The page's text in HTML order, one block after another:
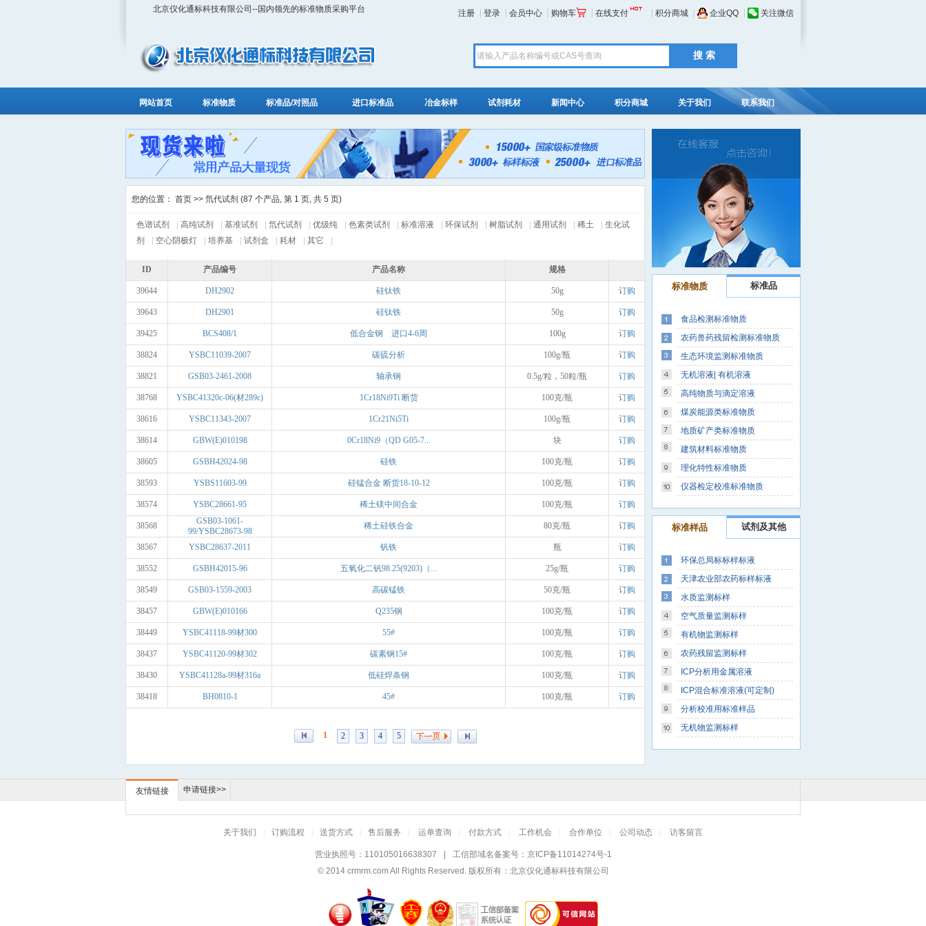
北京仪化通标科技有限公司--国内领先的标准物质采购平台 注册 登录 会员中心 购物车 在线支付 积分商城 企业QQ 关注微信
网站首页 标准物质 标准品/对照品 进口标准品 冶金标样 试剂耗材 新闻中心 积分商城 关于我们 联系我们
您的位置： 首页 >> 氘代试剂 (87 个产品, 第 1 页, 共 5 页)
色谱试剂 高纯试剂 基准试剂 氘代试剂 优级纯 色素类试剂 标准溶液 环保试剂 树脂试剂 通用试剂 稀土
生化试
剂
空心阴极灯 培养基 试剂盒 耗材 其它
ID 产品编号 产品名称 规格
39644 DH2902 硅钛铁 50g 订购
39643 DH2901 硅钛铁 50g 订购
39425 BCS408/1 低合金钢 进口4-6周 100g 订购
38824 YSBC11039-2007 碳硫分析 100g/瓶 订购
38821 GSB03-2461-2008 轴承钢 0.5g/粒，50粒/瓶 订购
38768 YSBC41320c-06(材289c) 1Cr18Ni9Ti 断货 100克/瓶 订购
38616 YSBC11343-2007 1Cr21Ni5Ti 100g/瓶 订购
38614 GBW(E)010198 0Cr18Ni9（QD G05-7... 块 订购
38605 GSBH42024-98 硅铁 100克/瓶 订购
38593 YSBS11603-99 硅锰合金 断货18-10-12 100克/瓶 订购
38574 YSBC28661-95 稀土镁中间合金 100克/瓶 订购
38568
GSB03-1061-
99/YSBC28673-98
稀土硅铁合金 80克/瓶 订购
38567 YSBC28637-2011 钒铁 瓶 订购
38552 GSBH42015-96 五氧化二钒98.25(9203)（... 25g/瓶 订购
38549 GSB03-1559-2003 高碳锰铁 50克/瓶 订购
38457 GBW(E)010166 Q235钢 100克/瓶 订购
38449 YSBC41118-99材300 55# 100克/瓶 订购
38437 YSBC41120-99材302 碳素钢15# 100克/瓶 订购
38430 YSBC41128a-99材316a 低硅焊条钢 100克/瓶 订购
38418 BH0810-1 45# 100克/瓶 订购
1 2 3 4 5
标准物质 标准品
食品检测标准物质
农药兽药残留检测标准物质
生态环境监测标准物质
无机溶液| 有机溶液
高纯物质与滴定溶液
煤炭能源类标准物质
地质矿产类标准物质
建筑材料标准物质
理化特性标准物质
仪器检定校准标准物质
标准样品 试剂及其他
环保总局标标样标液
天津农业部农药标样标液
水质监测标样
空气质量监测标样
有机物监测标样
农药残留监测标样
ICP分析用金属溶液
ICP混合标准溶液(可定制)
分析校准用标准样品
无机物监测标样
友情链接 申请链接>>
关于我们 订购流程 送货方式 售后服务 运单查询 付款方式 工作机会 合作单位 公司动态 访客留言
营业执照号：110105016638307 工信部域名备案号： 京ICP备11014274号-1
© 2014 crmrm.comAll Rights Reserved. 版权所有：北京仪化通标科技有限公司